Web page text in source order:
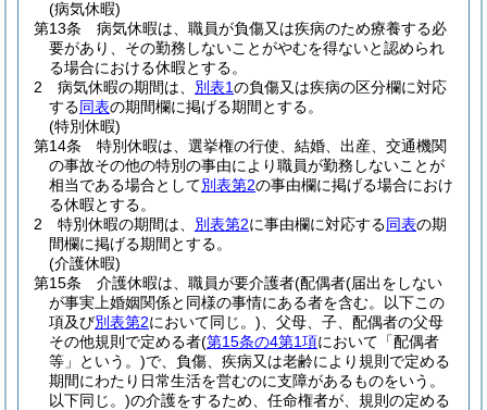
(病気休暇)
第13条
病気休暇は、職員が負傷又は疾病のため療養する必
要があり、その勤務しないことがやむを得ないと認められ
る場合における休暇とする。
2
病気休暇の期間は、 別表1の負傷又は疾病の区分欄に対応
する同表の期間欄に掲げる期間とする。
(特別休暇)
第14条
特別休暇は、選挙権の行使、結婚、出産、交通機関
の事故その他の特別の事由により職員が勤務しないことが
相当である場合として別表第2の事由欄に掲げる場合におけ
る休暇とする。
2
特別休暇の期間は、 別表第2に事由欄に対応する同表の期
間欄に掲げる期間とする。
(介護休暇)
第15条
介護休暇は、職員が要介護者(配偶者(届出をしない
が事実上婚姻関係と同様の事情にある者を含む。以下この
項及び別表第2において同じ。) 、父母、子、配偶者の父母
その他規則で定める者(第15条の4第1項において「配偶者
等」という。)で、負傷、疾病又は老齢により規則で定める
期間にわたり日常生活を営むのに支障があるものをいう。
以下同じ。)の介護をするため、任命権者が、規則の定める